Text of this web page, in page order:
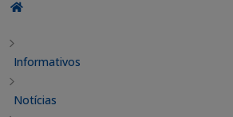
Informativos
Notícias